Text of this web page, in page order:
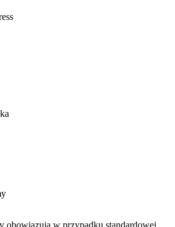
obowiązują w przypadku standardowej